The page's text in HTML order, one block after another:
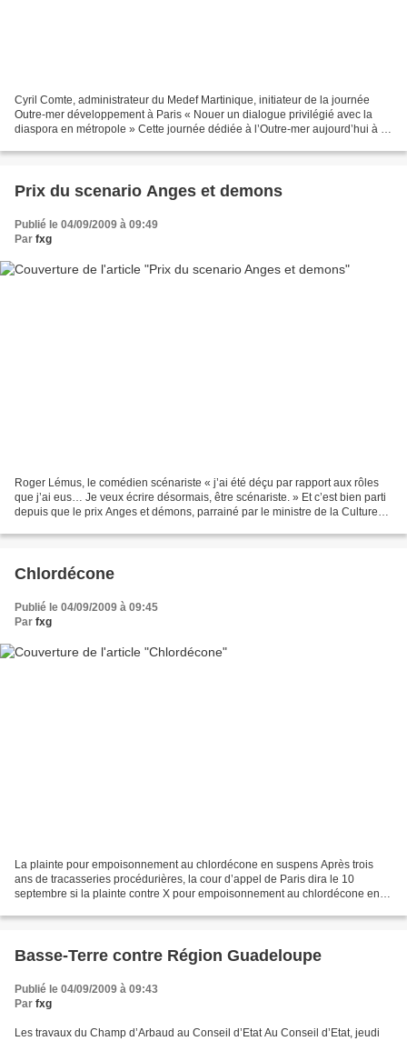
Cyril Comte, administrateur du Medef Martinique, initiateur de la journée
Outre-mer développement à Paris « Nouer un dialogue privilégié avec la
diaspora en métropole » Cette journée dédiée à l’Outre-mer aujourd’hui à la
Prix du scenario Anges et demons
Publié le 04/09/2009 à 09:49
Par fxg
Roger Lémus, le comédien scénariste « j’ai été déçu par rapport aux rôles
que j’ai eus… Je veux écrire désormais, être scénariste. » Et c’est bien parti
depuis que le prix Anges et démons, parrainé par le ministre de la Culture
Chlordécone
Publié le 04/09/2009 à 09:45
Par fxg
La plainte pour empoisonnement au chlordécone en suspens Après trois
ans de tracasseries procédurières, la cour d’appel de Paris dira le 10
septembre si la plainte contre X pour empoisonnement au chlordécone en
Basse-Terre contre Région Guadeloupe
Publié le 04/09/2009 à 09:43
Par fxg
Les travaux du Champ d’Arbaud au Conseil d’Etat Au Conseil d’Etat, jeudi